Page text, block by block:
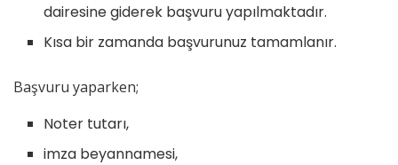
dairesine giderek başvuru yapılmaktadır.
Kısa bir zamanda başvurunuz tamamlanır.
Başvuru yaparken;
Noter tutarı,
imza beyannamesi,